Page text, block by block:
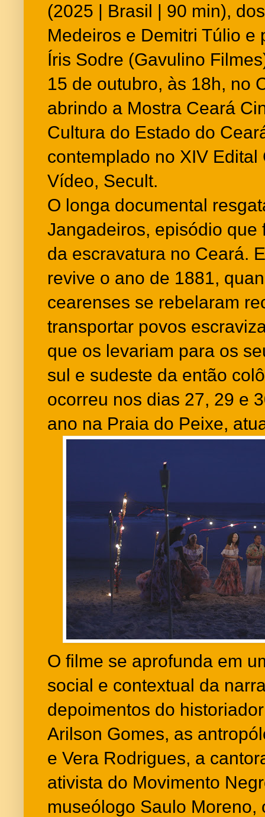
(2025 | Brasil | 90 min),
Medeiros e Demitri Túlio e
Íris Sodre (Gavulino
15 de outubro, às 18h, no
abrindo a Mostra Ceará
Cultura do Estado do
contemplado no XIV
Vídeo, Secult.
O longa documental
Jangadeiros, episódio que
da escravatura no Ceará.
revive o ano de 1881,
cearenses se rebelaram
transportar povos
que os levariam para os
sul e sudeste da então
ocorreu nos dias 27, 29 e
ano na Praia do Peixe,
O filme se aprofunda em
social e contextual da
depoimentos do
Arilson Gomes, as
e Vera Rodrigues, a
ativista do Movimento
museólogo Saulo